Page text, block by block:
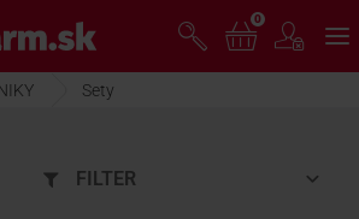
0
Sety
FILTER